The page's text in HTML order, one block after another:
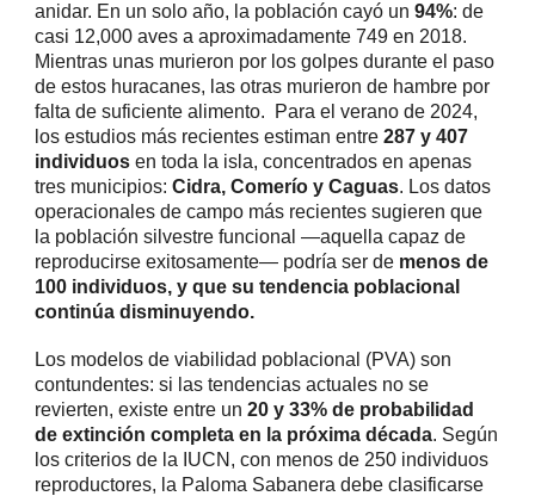
anidar. En un solo año, la población cayó un94%: de
casi 12,000 aves a aproximadamente 749 en 2018.
Mientras unas murieron por los golpes durante el paso
de estos huracanes, las otras murieron de hambre por
falta de suficiente alimento. Para el verano de 2024,
los estudios más recientes estiman entre287 y 407
individuos en toda la isla, concentrados en apenas
tres municipios:Cidra, Comerío y Caguas. Los datos
operacionales de campo más recientes sugieren que
la población silvestre funcional —aquella capaz de
reproducirse exitosamente— podría ser de menos de
100 individuos, y que su tendencia poblacional
continúa disminuyendo.
Los modelos de viabilidad poblacional (PVA) son
contundentes: si las tendencias actuales no se
revierten, existe entre un20 y 33% de probabilidad
de extinción completa en la próxima década. Según
los criterios de la IUCN, con menos de 250 individuos
reproductores, la Paloma Sabanera debe clasificarse